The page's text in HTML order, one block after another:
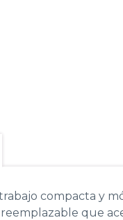
compacta y
que